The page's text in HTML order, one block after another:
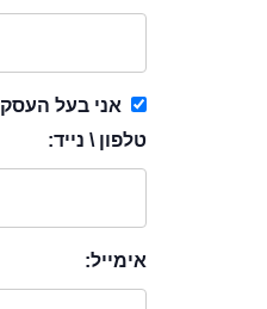
אני בעל העסק
טלפון \ נייד:
אימייל: